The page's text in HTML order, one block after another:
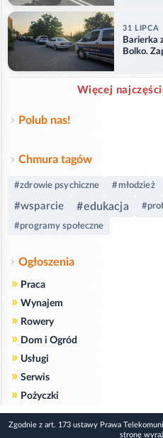
31 LIPCA
Barierka
Bolko.
Więcej
Polub nas!
Chmura tagów
#zdrowie psychiczne #młodzież
#wsparcie
#edukacja
#programy społeczne
Ogłoszenia
» Praca
» Wynajem
» Rowery
» Dom i Ogród
» Usługi
» Serwis
» Pożyczki
Zgodnie z art. 173 ustawy Prawa
stronę